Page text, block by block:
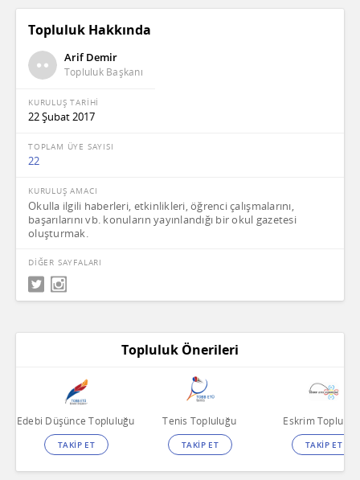
Topluluk Hakkında
Arif Demir
Topluluk Başkanı
KURULUŞ TARİHİ
22 Şubat 2017
TOPLAM ÜYE SAYISI
22
KURULUŞ AMACI
Okulla ilgili haberleri, etkinlikleri, öğrenci çalışmalarını,
başarılarını vb. konuların yayınlandığı bir okul gazetesi
oluşturmak.
DİĞER SAYFALARI
Topluluk Önerileri
Edebi Düşünce Topluluğu
TAKİP ET
Tenis Topluluğu
TAKİP ET
Eskrim
TAKİP ET